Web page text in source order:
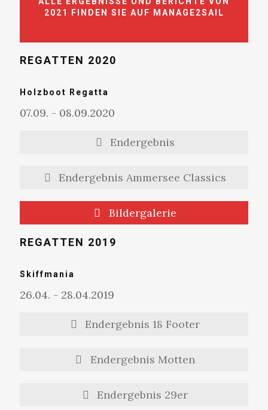
2021 FINDEN SIE AUF MANAGE2SAIL
REGATTEN 2020
Holzboot Regatta
07.09. - 08.09.2020
Endergebnis
Endergebnis Ammersee Classics
Bildergalerie
REGATTEN 2019
Skiffmania
26.04. - 28.04.2019
Endergebnis 18 Footer
Endergebnis Motten
Endergebnis 29er